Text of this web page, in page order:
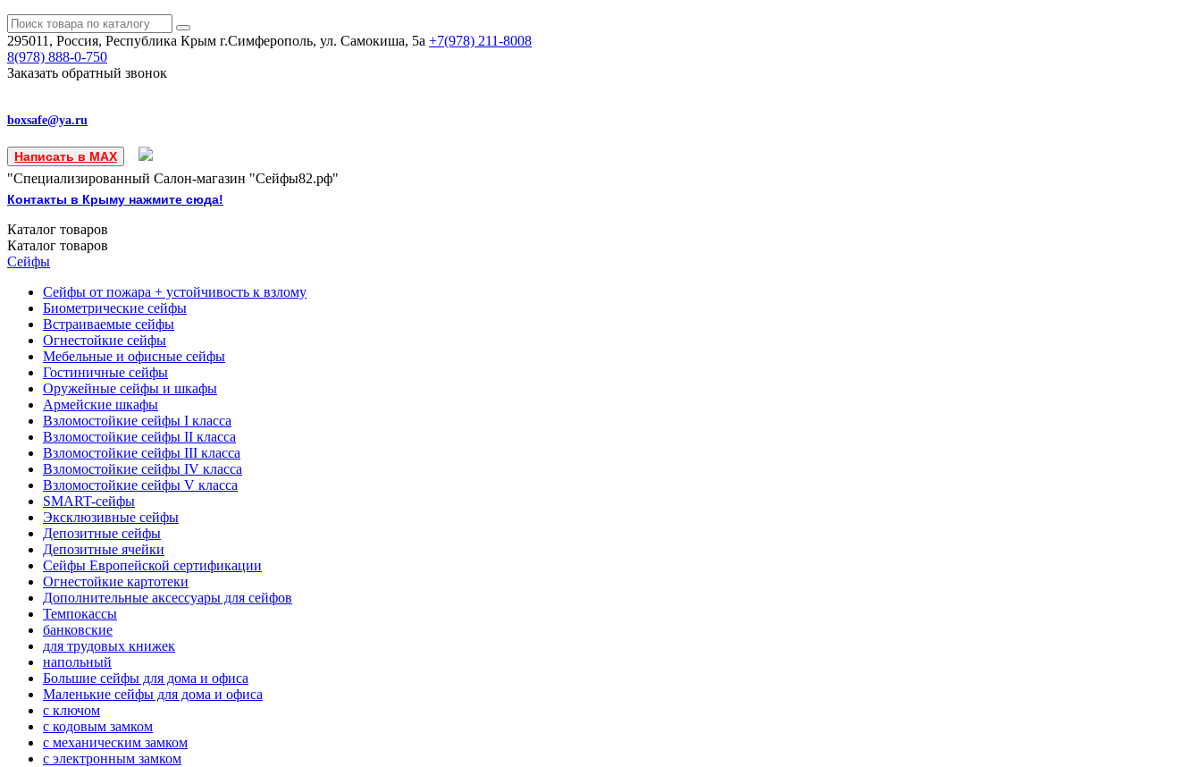
295011, Россия, Республика Крым г.Симферополь, ул. Самокиша, 5а +7(978) 211-8008
8(978) 888-0-750
Заказать обратный звонок
boxsafe@ya.ru
Написать в MAX
"Специализированный Салон-магазин "Сейфы82.рф"
Контакты в Крыму нажмите сюда!
Каталог товаров
Каталог товаров
Сейфы
Сейфы от пожара + устойчивость к взлому
Биометрические сейфы
Встраиваемые сейфы
Огнестойкие сейфы
Мебельные и офисные сейфы
Гостиничные сейфы
Оружейные сейфы и шкафы
Армейские шкафы
Взломостойкие сейфы I класса
Взломостойкие сейфы II класса
Взломостойкие сейфы III класса
Взломостойкие сейфы IV класса
Взломостойкие сейфы V класса
SMART-сейфы
Эксклюзивные сейфы
Депозитные сейфы
Депозитные ячейки
Сейфы Европейской сертификации
Огнестойкие картотеки
Дополнительные аксессуары для сейфов
Темпокассы
банковские
для трудовых книжек
напольный
Большие сейфы для дома и офиса
Маленькие сейфы для дома и офиса
с ключом
с кодовым замком
с механическим замком
с электронным замком